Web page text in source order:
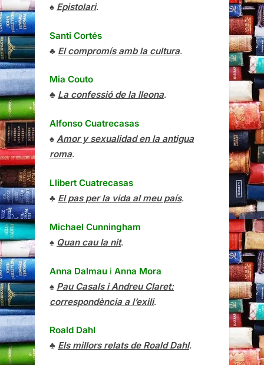
♠ Epistolari.
Santi Cortés
♣ El compromís amb la cultura.
Mia Couto
♣ La confessió de la lleona.
Alfonso Cuatrecasas
♠ Amor y sexualidad en la antigua
roma.
Llibert Cuatrecasas
♣ El pas per la vida al meu país.
Michael Cunningham
♠ Quan cau la nit.
Anna Dalmau i Anna Mora
♠ Pau Casals i Andreu Claret:
correspondència a l’exili.
Roald Dahl
♣ Els millors relats de Roald Dahl.